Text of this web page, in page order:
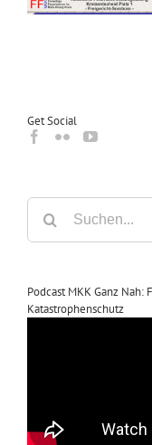
Nidderau-
Get Social
Suche
nach:
Podcast MKK Ganz
Katastrophenschutz